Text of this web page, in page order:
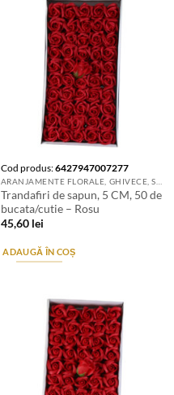
Cod produs:6427947007277
Trandafiri de sapun, 5 CM, 50 de
bucata/cutie – Rosu
45,60 lei
ADAUGĂ ÎN COȘ